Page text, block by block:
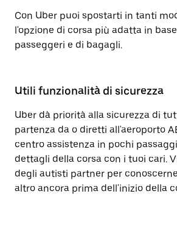
Con Uber puoi spostarti in tanti
l'opzione di corsa più adatta in
passeggeri e di bagagli.
Utili funzionalità di sicurezza
Uber dà priorità alla sicurezza di
partenza da o diretti all'aeroporto
centro assistenza in pochi
dettagli della corsa con i tuoi cari.
degli autisti partner per
altro ancora prima dell'inizio della